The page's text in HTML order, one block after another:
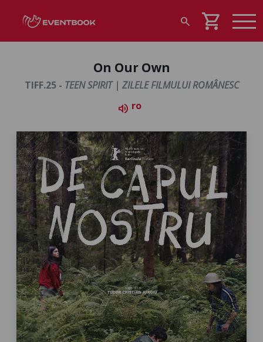
search shopping_cart
On Our Own
TIFF.25 - TEEN SPIRIT | ZILELE FILMULUI ROMÂNESC
volume_up ro